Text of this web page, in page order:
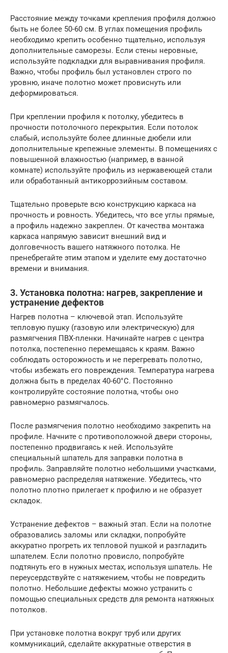
Расстояние между точками крепления профиля должно
быть не более 50-60 см. В углах помещения профиль
необходимо крепить особенно тщательно, используя
дополнительные саморезы. Если стены неровные,
используйте подкладки для выравнивания профиля.
Важно, чтобы профиль был установлен строго по
уровню, иначе полотно может провиснуть или
деформироваться.
При креплении профиля к потолку, убедитесь в
прочности потолочного перекрытия. Если потолок
слабый, используйте более длинные дюбели или
дополнительные крепежные элементы. В помещениях с
повышенной влажностью (например, в ванной
комнате) используйте профиль из нержавеющей стали
или обработанный антикоррозийным составом.
Тщательно проверьте всю конструкцию каркаса на
прочность и ровность. Убедитесь, что все углы прямые,
а профиль надежно закреплен. От качества монтажа
каркаса напрямую зависит внешний вид и
долговечность вашего натяжного потолка. Не
пренебрегайте этим этапом и уделите ему достаточно
времени и внимания.
3. Установка полотна: нагрев, закрепление и
устранение дефектов
Нагрев полотна – ключевой этап. Используйте
тепловую пушку (газовую или электрическую) для
размягчения ПВХ-пленки. Начинайте нагрев с центра
потолка, постепенно перемещаясь к краям. Важно
соблюдать осторожность и не перегревать полотно,
чтобы избежать его повреждения. Температура нагрева
должна быть в пределах 40-60°C. Постоянно
контролируйте состояние полотна, чтобы оно
равномерно размягчалось.
После размягчения полотно необходимо закрепить на
профиле. Начните с противоположной двери стороны,
постепенно продвигаясь к ней. Используйте
специальный шпатель для заправки полотна в
профиль. Заправляйте полотно небольшими участками,
равномерно распределяя натяжение. Убедитесь, что
полотно плотно прилегает к профилю и не образует
складок.
Устранение дефектов – важный этап. Если на полотне
образовались заломы или складки, попробуйте
аккуратно прогреть их тепловой пушкой и разгладить
шпателем. Если полотно провисло, попробуйте
подтянуть его в нужных местах, используя шпатель. Не
переусердствуйте с натяжением, чтобы не повредить
полотно. Небольшие дефекты можно устранить с
помощью специальных средств для ремонта натяжных
потолков.
При установке полотна вокруг труб или других
коммуникаций, сделайте аккуратные отверстия в